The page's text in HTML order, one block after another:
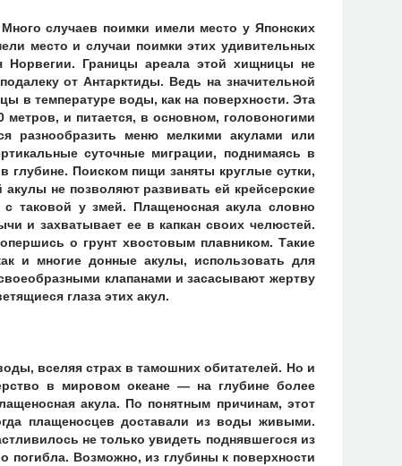
случаев поимки имели место у Японских
место и случаи поимки этих удивительных
Границы ареала этой хищницы не
от Антарктиды. Ведь на значительной
в температуре воды, как на поверхности. Эта
и питается, в основном, головоногими
разнообразить меню мелкими акулами или
суточные миграции, поднимаясь в
глубине. Поиском пищи заняты круглые сутки,
не позволяют развивать ей крейсерские
таковой у змей. Плащеносная акула словно
и захватывает ее в капкан своих челюстей.
о грунт хвостовым плавником. Такие
и многие донные акулы, использовать для
клапанами и засасывают жертву
глаза этих акул.
вселяя страх в тамошних обитателей. Но и
в мировом океане — на глубине более
акула. По понятным причинам, этот
плащеносцев доставали из воды живыми.
не только увидеть поднявшегося из
погибла. Возможно, из глубины к поверхности